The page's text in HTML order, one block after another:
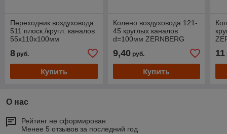
Переходник воздуховода
511 плоск./кругл. каналов
55х110х100мм
8 руб.
Купить
Колено воздуховода 121-
45 круглых каналов
d=100мм ZERNBERG
9,40руб.
Купить
11
О нас
Рейтинг не сформирован
Менее 5 отзывов за последний год